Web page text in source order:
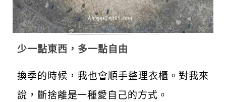
少一點東西，多一點自由
換季的時候，我也會順手整理衣櫃。對我來
說，斷捨離是一種愛自己的方式。